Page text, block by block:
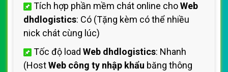
Tích hợp phần mềm chát online choWeb
dhdlogistics: Có (Tặng kèm có thể nhiều
nick chát cùng lúc)
Tốc độ load Web dhdlogistics: Nhanh
(HostWeb công ty nhập khẩu băng thông